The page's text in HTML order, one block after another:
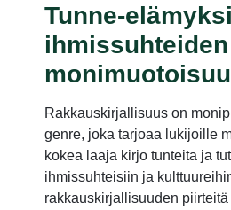
Tunne-
ihmissuhteiden
Rakkauskirjallisuus on
genre, joka tarjoaa lukijoille
kokea laaja kirjo tunteita ja
ihmissuhteisiin ja
rakkauskirjallisuuden